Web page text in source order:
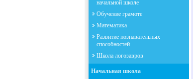
начальной школе
Обучение грамоте
Математика
Развитие познавательных
способностей
Школа логозавров
Начальная школа